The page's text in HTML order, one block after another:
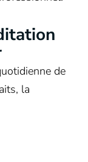
de
la